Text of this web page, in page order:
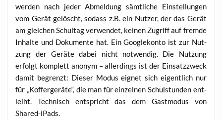
wer­den nach jeder Abmel­dung sämt­li­che Ein­stel­lun­gen
vom Gerät gelöscht, sodass z.B. ein Nut­zer, der das Gerät
am glei­chen Schul­tag ver­wen­det, kei­nen Zugriff auf frem­de
Inhal­te und Doku­men­te hat. Ein Goo­gle­kon­to ist zur Nut­
zung der Gerä­te dabei nicht not­wen­dig. Die Nut­zung
erfolgt kom­plett anonym – aller­dings ist der Ein­satz­zweck
damit begrenzt: Die­ser Modus eig­net sich eigent­lich nur
für „Kof­fer­ge­rä­te“, die man für ein­zel­nen Schul­stun­den ent­
leiht. Tech­nisch ent­spricht das dem Gast­mo­dus von
Shared-iPads.